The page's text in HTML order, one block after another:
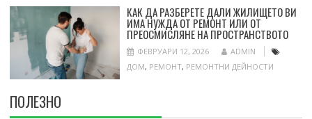
КАК ДА РАЗБЕРЕТЕ ДАЛИ ЖИЛИЩЕТО ВИ
ИМА НУЖДА ОТ РЕМОНТ ИЛИ ОТ
ПРЕОСМИСЛЯНЕ НА ПРОСТРАНСТВОТО
ФЕВРУАРИ 12, 2026
ADMIN
ДОМ, РЕМОНТ, РЕМОНТНИ ДЕЙНОСТИ
ПОЛЕЗНО